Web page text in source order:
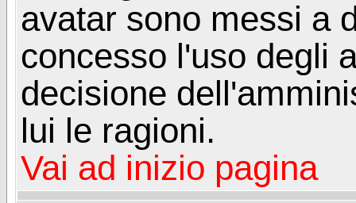
avatar sono messi a
concesso l'uso degli
decisione
lui le ragioni.
Vai ad inizio pagina